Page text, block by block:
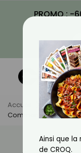
PROMO : -
Accueil Actus
Comment Apaiser
Ainsi que
de CROQ.